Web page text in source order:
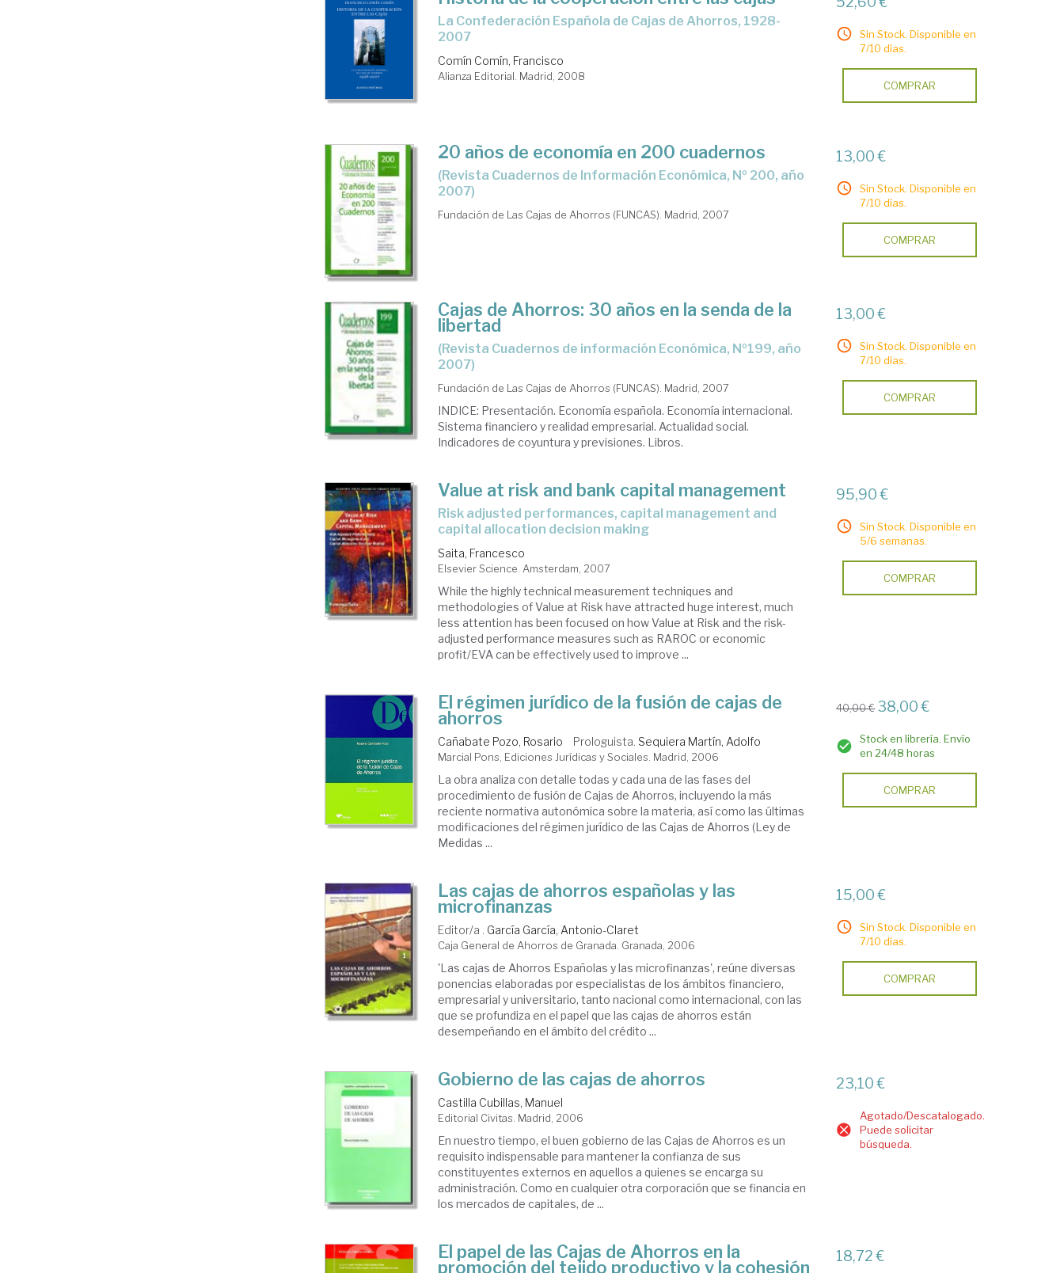
la Confederación Española de Cajas de Ahorros, 1928-
2007
Comín Comín, Francisco
Alianza Editorial. Madrid, 2008
Sin Stock. Disponible en
7/10 días.
COMPRAR
20 años de economía en 200 cuadernos
(Revista Cuadernos de Información Económica, Nº 200, año
2007)
Fundación de Las Cajas de Ahorros (FUNCAS). Madrid, 2007
13,00 €
Sin Stock. Disponible en
7/10 días.
COMPRAR
Cajas de Ahorros: 30 años en la senda de la
libertad
(Revista Cuadernos de información Económica, Nº199, año
2007)
Fundación de Las Cajas de Ahorros (FUNCAS). Madrid, 2007
INDICE: Presentación. Economía española. Economía internacional.
Sistema financiero y realidad empresarial. Actualidad social.
Indicadores de coyuntura y previsiones. Libros.
13,00 €
Sin Stock. Disponible en
7/10 días.
COMPRAR
Value at risk and bank capital management
risk adjusted performances, capital management and
capital allocation decision making
Saita, Francesco
Elsevier Science. Amsterdam, 2007
While the highly technical measurement techniques and
methodologies of Value at Risk have attracted huge interest, much
less attention has been focused on how Value at Risk and the risk-
adjusted performance measures such as RAROC or economic
profit/EVA can be effectively used to improve ...
95,90 €
Sin Stock. Disponible en
5/6 semanas.
COMPRAR
El régimen jurídico de la fusión de cajas de
ahorros
Cañabate Pozo, Rosario Prologuista. Sequiera Martín, Adolfo
Marcial Pons, Ediciones Jurídicas y Sociales. Madrid, 2006
La obra analiza con detalle todas y cada una de las fases del
procedimiento de fusión de Cajas de Ahorros, incluyendo la más
reciente normativa autonómica sobre la materia, así como las últimas
modificaciones del régimen jurídico de las Cajas de Ahorros (Ley de
Medidas ...
40,00 € 38,00 €
Stock en librería. Envío
en 24/48 horas
COMPRAR
Las cajas de ahorros españolas y las
microfinanzas
Editor/a . García García, Antonio-Claret
Caja General de Ahorros de Granada. Granada, 2006
'Las cajas de Ahorros Españolas y las microfinanzas', reúne diversas
ponencias elaboradas por especialistas de los ámbitos financiero,
empresarial y universitario, tanto nacional como internacional, con las
que se profundiza en el papel que las cajas de ahorros están
desempeñando en el ámbito del crédito ...
15,00 €
Sin Stock. Disponible en
7/10 días.
COMPRAR
Gobierno de las cajas de ahorros
Castilla Cubillas, Manuel
Editorial Civitas. Madrid, 2006
En nuestro tiempo, el buen gobierno de las Cajas de Ahorros es un
requisito indispensable para mantener la confianza de sus
constituyentes externos en aquellos a quienes se encarga su
administración. Como en cualquier otra corporación que se financia en
los mercados de capitales, de ...
23,10 €
Agotado/Descatalogado.
Puede solicitar
búsqueda.
El papel de las Cajas de Ahorros en la
promoción del tejido productivo y la cohesión
18,72 €